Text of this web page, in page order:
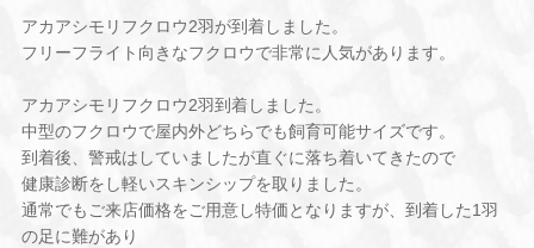
アカアシモリフクロウ2羽が到着しました。
フリーフライト向きなフクロウで非常に人気があります。
アカアシモリフクロウ2羽到着しました。
中型のフクロウで屋内外どちらでも飼育可能サイズです。
到着後、警戒はしていましたが直ぐに落ち着いてきたので
健康診断をし軽いスキンシップを取りました。
通常でもご来店価格をご用意し特価となりますが、到着した1羽
の足に難があり